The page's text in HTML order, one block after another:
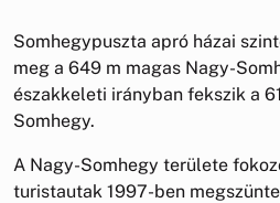
Somhegypuszta apró házai
meg a 649 m magas Nagy-
északkeleti irányban fekszik a
Somhegy.
A Nagy-Somhegy területe
turistautak 1997-ben